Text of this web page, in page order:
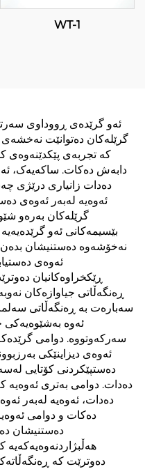
WT-1
ئەو گرێدەی ڕووداوی
گرێلەکان دەتوانێت
کە تجربەی پێکدێنەوەی
دابەش دەکات. ساکەیەک،
ئەوەیە لەبەر ئەوەی
گرێلەکان بەرەو
بێسیمەکانی ئەو
نەخۆشەوە دەستنیشان
ئەوەی
ڕێکخراوەکانیان
ڕەنگەڵاتی جیاوازەکان
سەبارەت بە ڕەنگەڵاتی
ئەوە بەشێوەیەکی
سەرکەوتووە. دوامی
ئەوەی دیزاینێکی
دەستپێکردنی کۆتایی
دەدات، ئەوەیە لەبەر
دەکات و دوامی
دەستنیشان
هەڵبژاردنەوەیەکەیە
دەوترێت کە